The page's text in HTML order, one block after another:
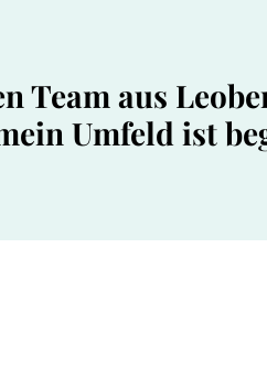
Team aus
Umfeld ist